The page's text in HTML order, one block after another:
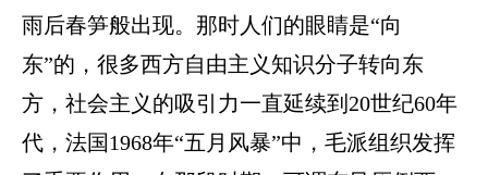
雨后春笋般出现。那时人们的眼睛是“向
东”的，很多西方自由主义知识分子转向东
方，社会主义的吸引力一直延续到20世纪60年
代 ，法国1968年“五月风暴”中， 毛派组织发挥